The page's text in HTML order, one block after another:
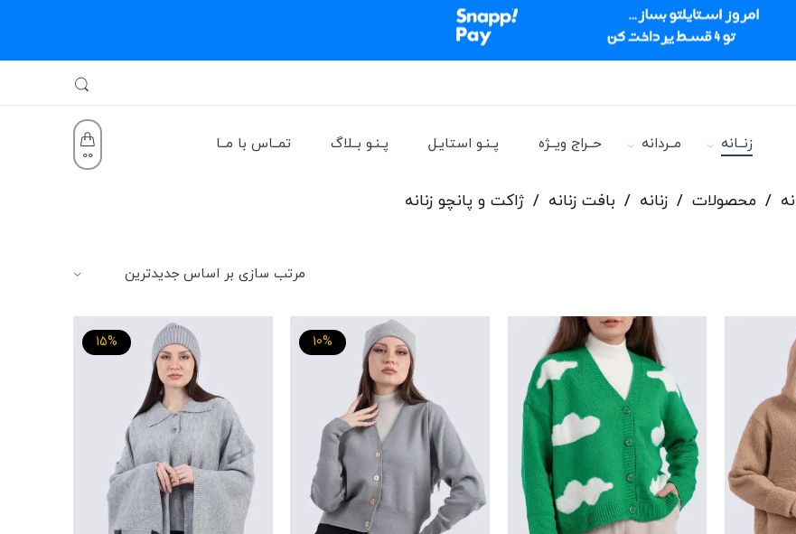
زنــانه مــردانه حــراج ویــژه پـنـو استایـل پـنـو بــلاگ تمــاس با مــا
00
/ محصولات / زنانه / بافت زنانه / ژاکت و پانچو زنانه
10%
15%